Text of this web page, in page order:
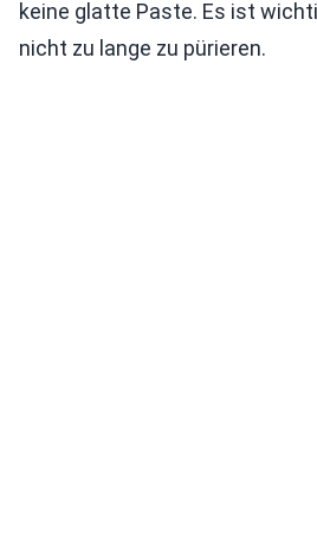
keine glatte Paste. Es ist
nicht zu lange zu pürieren.